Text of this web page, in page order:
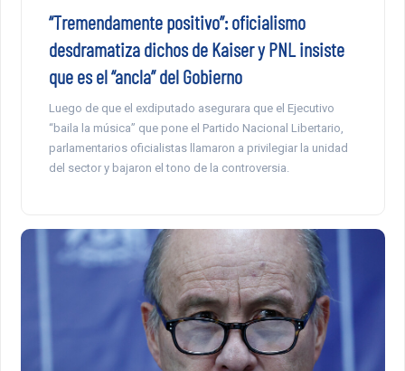
“Tremendamente positivo”: oficialismo
desdramatiza dichos de Kaiser y PNL insiste
que es el “ancla” del Gobierno
Luego de que el exdiputado asegurara que el Ejecutivo
“baila la música” que pone el Partido Nacional Libertario,
parlamentarios oficialistas llamaron a privilegiar la unidad
del sector y bajaron el tono de la controversia.